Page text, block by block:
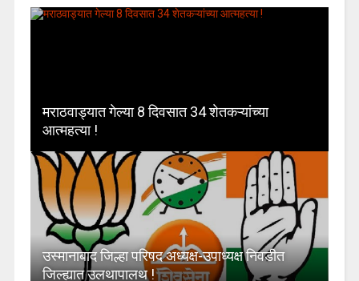
मराठवाड्यात गेल्या 8 दिवसात 34 शेतकऱ्यांच्या
आत्महत्या !
उस्मानाबाद जिल्हा परिषद अध्यक्ष-उपाध्यक्ष निवडीत
जिल्ह्यात उलथापालथ !